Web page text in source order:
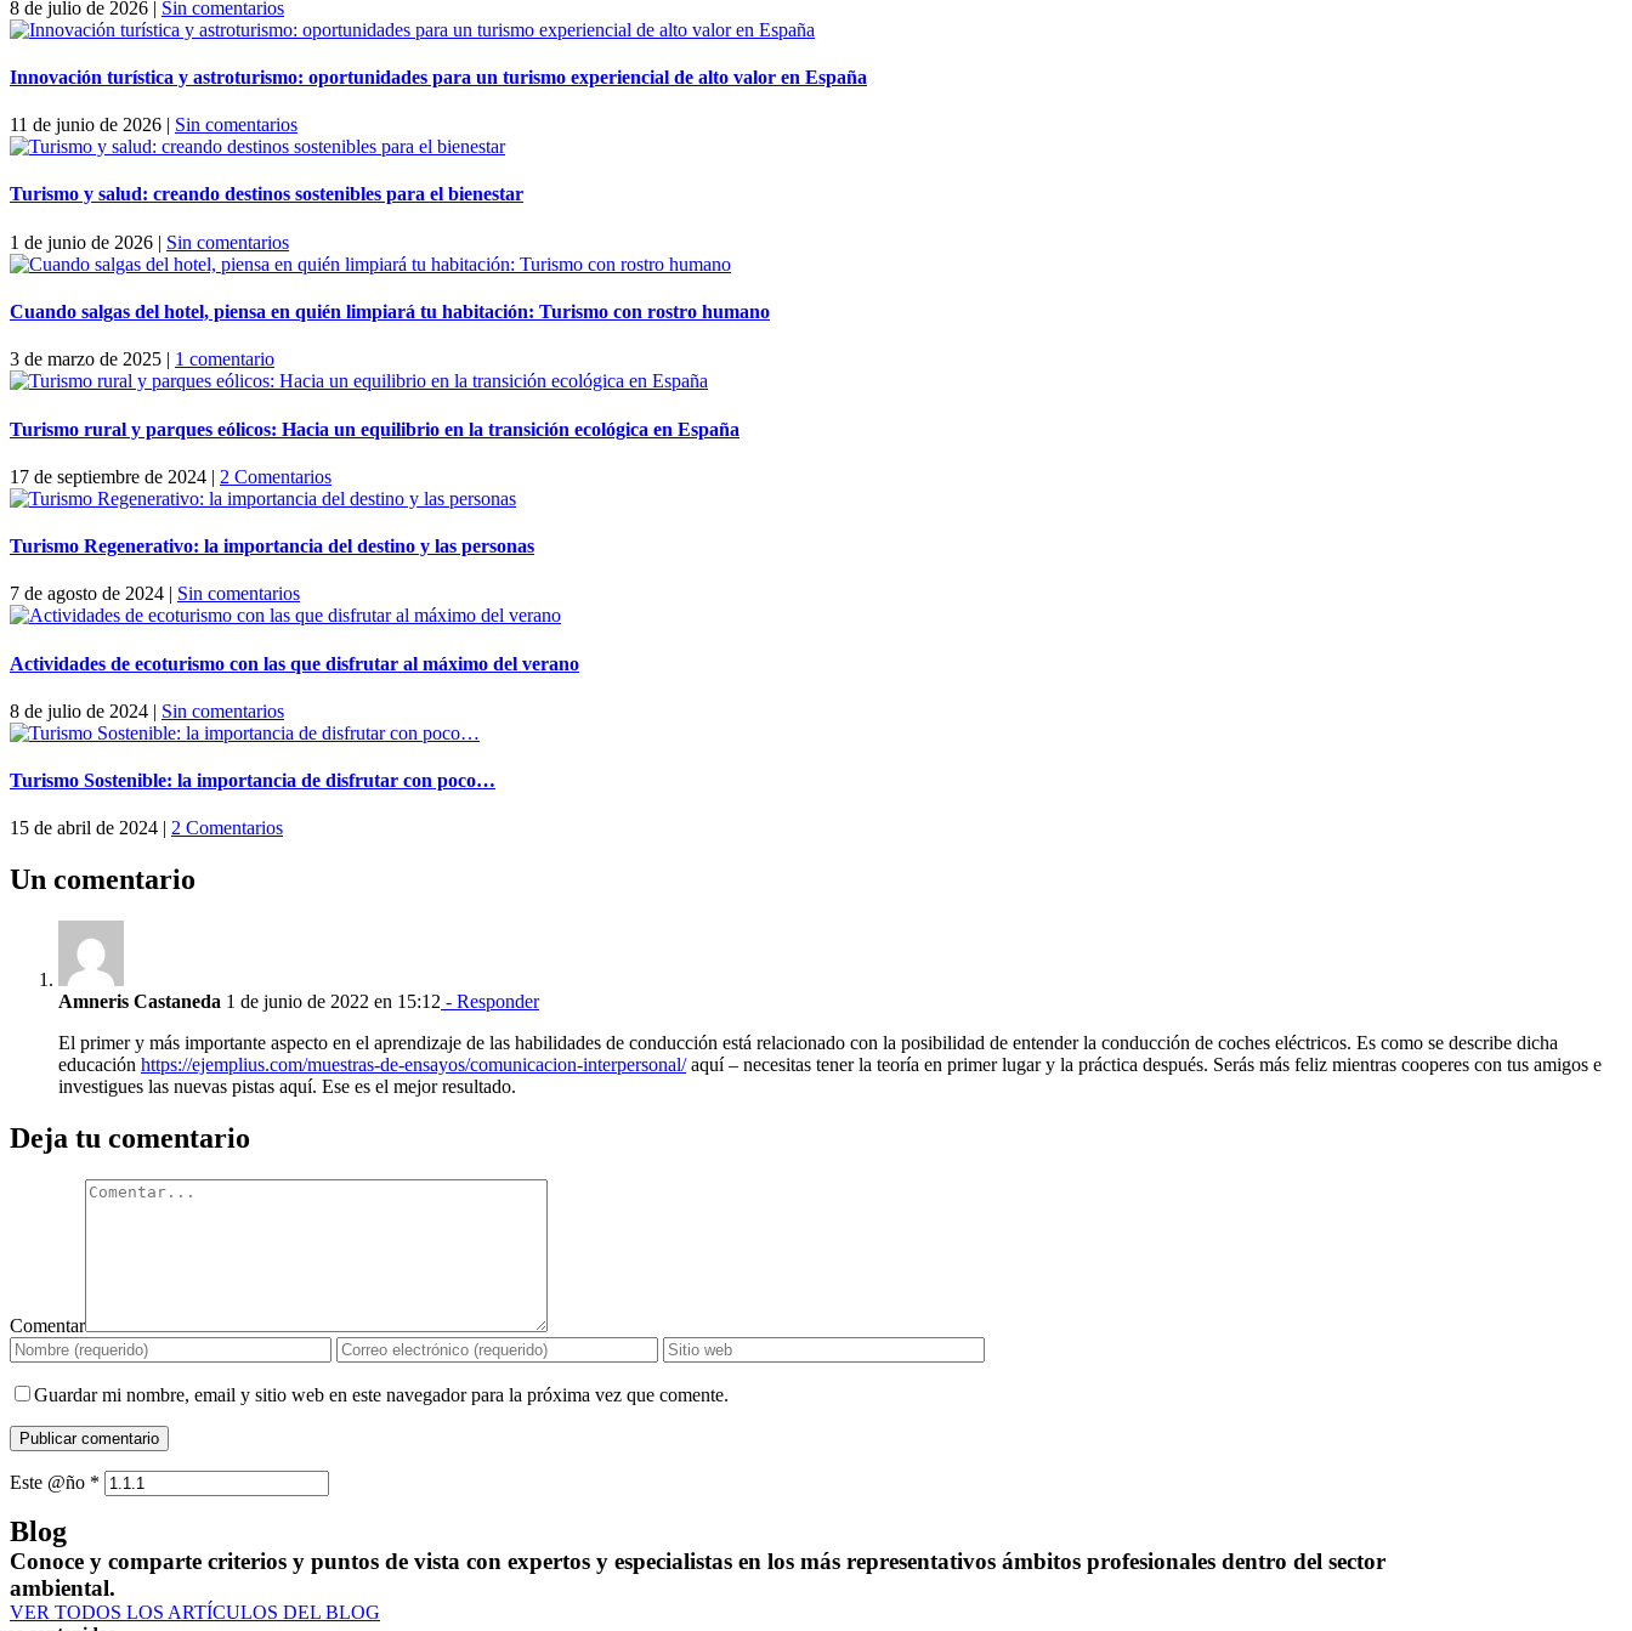
8 de julio de 2026 | Sin comentarios
Innovación turística y astroturismo: oportunidades para un turismo experiencial de alto valor en España
11 de junio de 2026 | Sin comentarios
Turismo y salud: creando destinos sostenibles para el bienestar
1 de junio de 2026 | Sin comentarios
Cuando salgas del hotel, piensa en quién limpiará tu habitación: Turismo con rostro humano
3 de marzo de 2025 | 1 comentario
Turismo rural y parques eólicos: Hacia un equilibrio en la transición ecológica en España
17 de septiembre de 2024 | 2 Comentarios
Turismo Regenerativo: la importancia del destino y las personas
7 de agosto de 2024 | Sin comentarios
Actividades de ecoturismo con las que disfrutar al máximo del verano
8 de julio de 2024 | Sin comentarios
Turismo Sostenible: la importancia de disfrutar con poco…
15 de abril de 2024 | 2 Comentarios
Un comentario
Amneris Castaneda 1 de junio de 2022 en 15:12 - Responder
El primer y más importante aspecto en el aprendizaje de las habilidades de conducción está relacionado con la posibilidad de entender la conducción de coches eléctricos. Es como se describe dicha
educación https://ejemplius.com/muestras-de-ensayos/comunicacion-interpersonal/aquí – necesitas tener la teoría en primer lugar y la práctica después. Serás más feliz mientras cooperes con tus amigos e
investigues las nuevas pistas aquí. Ese es el mejor resultado.
Deja tu comentario
Comentar
Guardar mi nombre, email y sitio web en este navegador para la próxima vez que comente.
Este @ño *
Blog
Conoce y comparte criterios y puntos de vista con expertos y especialistas en los más representativos ámbitos profesionales dentro del sector
ambiental.
VER TODOS LOS ARTÍCULOS DEL BLOG